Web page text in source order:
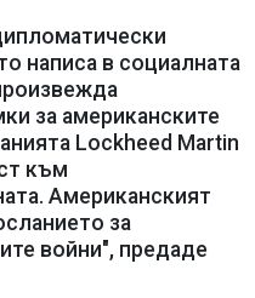
написа в социалната
за американските
Lockheed Martin
към
Американският
за
войни", предаде